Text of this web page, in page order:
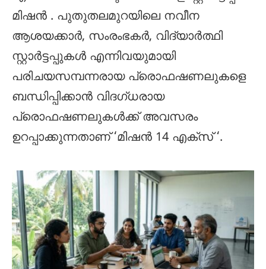
മിഷന്‍ . പുതുതലമുറയിലെ നവീന
ആശയക്കാര്‍, സംരംഭകര്‍, വിദ്യാര്‍ത്ഥി
സ്റ്റാര്‍ട്ടപ്പുകള്‍ എന്നിവയുമായി
പരിചയസമ്പന്നരായ പ്രൊഫഷണലുകളെ
ബന്ധിപ്പിക്കാന്‍ വിദഗ്ധരായ
പ്രൊഫഷണലുകള്‍ക്ക് അവസരം
ഉറപ്പാക്കുന്നതാണ് ‘മിഷന്‍ 14 എക്സ് ‘.